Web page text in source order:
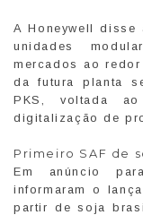
A Honeywell disse
unidades
mercados ao
da futura planta
PKS, voltada
digitalização de
Primeiro SAF de
Em anúncio
informaram o
partir de soja